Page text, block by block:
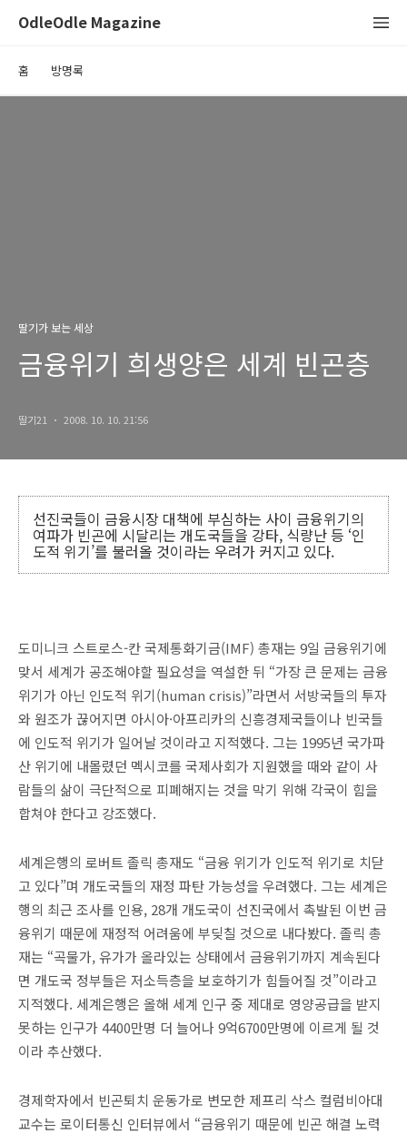
OdleOdle Magazine
홈 방명록
딸기가 보는 세상
금융위기 희생양은 세계 빈곤층
딸기21 2008. 10. 10. 21:56
선진국들이 금융시장 대책에 부심하는 사이 금융위기의
여파가 빈곤에 시달리는 개도국들을 강타, 식량난 등 ‘인
도적 위기’를 불러올 것이라는 우려가 커지고 있다.
도미니크 스트로스-칸 국제통화기금(IMF) 총재는 9일 금융위기에
맞서 세계가 공조해야할 필요성을 역설한 뒤 “가장 큰 문제는 금융
위기가 아닌 인도적 위기(human crisis)”라면서 서방국들의 투자
와 원조가 끊어지면 아시아·아프리카의 신흥경제국들이나 빈국들
에 인도적 위기가 일어날 것이라고 지적했다. 그는 1995년 국가파
산 위기에 내몰렸던 멕시코를 국제사회가 지원했을 때와 같이 사
람들의 삶이 극단적으로 피폐해지는 것을 막기 위해 각국이 힘을
합쳐야 한다고 강조했다.
세계은행의 로버트 졸릭 총재도 “금융 위기가 인도적 위기로 치닫
고 있다”며 개도국들의 재정 파탄 가능성을 우려했다. 그는 세계은
행의 최근 조사를 인용, 28개 개도국이 선진국에서 촉발된 이번 금
융위기 때문에 재정적 어려움에 부딪칠 것으로 내다봤다. 졸릭 총
재는 “곡물가, 유가가 올라있는 상태에서 금융위기까지 계속된다
면 개도국 정부들은 저소득층을 보호하기가 힘들어질 것”이라고
지적했다. 세계은행은 올해 세계 인구 중 제대로 영양공급을 받지
못하는 인구가 4400만명 더 늘어나 9억6700만명에 이르게 될 것
이라 추산했다.
경제학자에서 빈곤퇴치 운동가로 변모한 제프리 삭스 컬럼비아대
교수는 로이터통신 인터뷰에서 “금융위기 때문에 빈곤 해결 노력